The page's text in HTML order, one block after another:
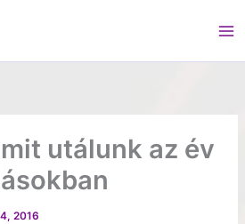
utálunk az év
2016